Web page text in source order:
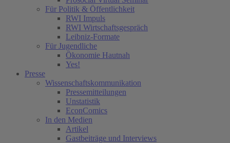
Für Politik & Öffentlichkeit
RWI Impuls
RWI Wirtschaftsgespräch
Leibniz-Formate
Für Jugendliche
Ökonomie Hautnah
Yes!
Presse
Wissenschaftskommunikation
Pressemitteilungen
Unstatistik
EconComics
In den Medien
Artikel
Gastbeiträge und Interviews